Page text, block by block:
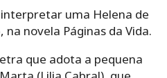
uma Helena de
novela Páginas da Vida.
que adota a pequena